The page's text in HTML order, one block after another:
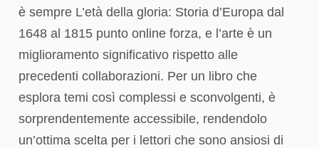
è sempre L’età della gloria: Storia d’Europa dal
1648 al 1815 punto online forza, e l’arte è un
miglioramento significativo rispetto alle
precedenti collaborazioni. Per un libro che
esplora temi così complessi e sconvolgenti, è
sorprendentemente accessibile, rendendolo
un’ottima scelta per i lettori che sono ansiosi di